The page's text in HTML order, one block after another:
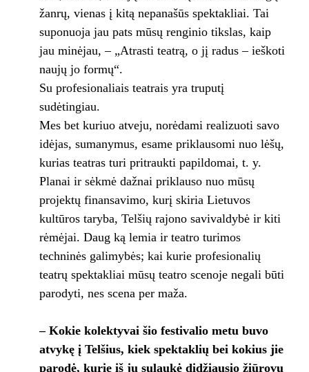
žanrų, vienas į kitą nepanašūs spektakliai. Tai
suponuoja jau pats mūsų renginio tikslas, kaip
jau minėjau, – „Atrasti teatrą, o jį radus – ieškoti
naujų jo formų“.
Su profesionaliais teatrais yra truputį
sudėtingiau.
Mes bet kuriuo atveju, norėdami realizuoti savo
idėjas, sumanymus, esame priklausomi nuo lėšų,
kurias teatras turi pritraukti papildomai, t. y.
Planai ir sėkmė dažnai priklauso nuo mūsų
projektų finansavimo, kurį skiria Lietuvos
kultūros taryba, Telšių rajono savivaldybė ir kiti
rėmėjai. Daug ką lemia ir teatro turimos
techninės galimybės; kai kurie profesionalių
teatrų spektakliai mūsų teatro scenoje negali būti
parodyti, nes scena per maža.
– Kokie kolektyvai šio festivalio metu buvo
atvykę į Telšius, kiek spektaklių bei kokius jie
parodė, kurie iš jų sulaukė didžiausio žiūrovų